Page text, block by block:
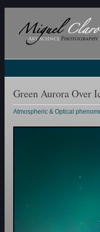
Green Aurora Over
Atmospheric & Optical